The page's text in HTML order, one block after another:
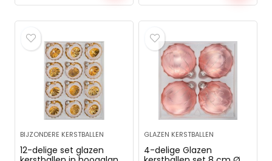
BIJZONDERE KERSTBALLEN
12-delige set glazen
GLAZEN KERSTBALLEN
4-delige Glazen